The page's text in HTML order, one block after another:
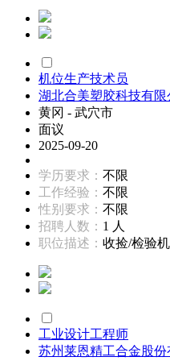
机位生产技术员
湖北合美塑胶科技有限
黄冈 - 武穴市
面议
2025-09-20
学历要求： 不限
工作经验： 不限
性别要求： 不限
招聘人数： 1 人
职位描述： 收捡/检验
工业设计工程师
苏州莱恩精工合金股份